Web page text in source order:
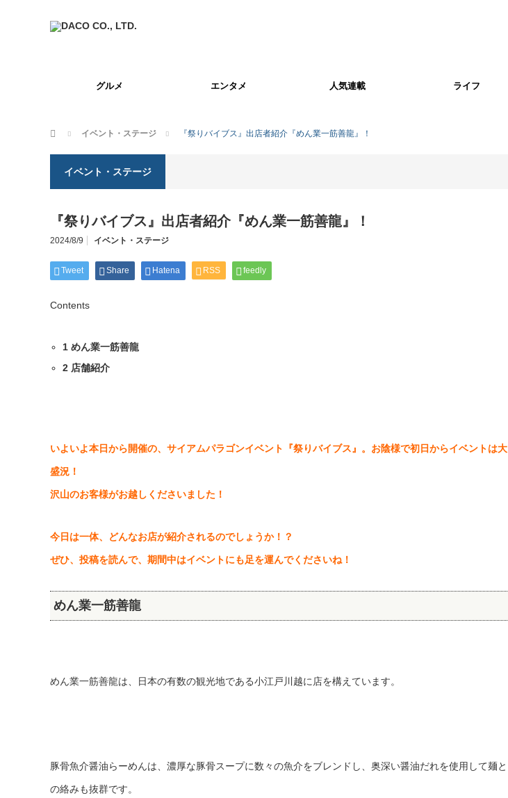
グルメ エンタメ 人気連載 ライフ
ホーム イベント・ステージ 『祭りバイブス』出店者紹介『めん業一筋善龍』！
イベント・ステージ
『祭りバイブス』出店者紹介『めん業一筋善龍』！
2024/8/9 イベント・ステージ
Tweet Share Hatena RSS feedly
Contents
1 めん業一筋善龍
2 店舗紹介
いよいよ本日から開催の、サイアムパラゴンイベント『祭りバイブス』。お陰様で初日からイベントは大
盛況！
沢山のお客様がお越しくださいました！
今日は一体、どんなお店が紹介されるのでしょうか！？
ぜひ、投稿を読んで、期間中はイベントにも足を運んでくださいね！
めん業一筋善龍
めん業一筋善龍は、日本の有数の観光地である小江戸川越に店を構えています。
豚骨魚介醤油らーめんは、濃厚な豚骨スープに数々の魚介をブレンドし、奥深い醤油だれを使用して麺と
の絡みも抜群です。